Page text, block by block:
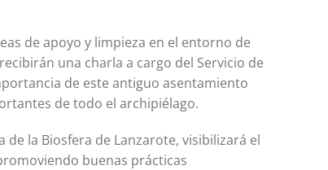
de apoyo y limpieza en el entorno de
una charla a cargo del Servicio de
de este antiguo asentamiento
de todo el archipiélago.
la Biosfera de Lanzarote, visibilizará el
buenas prácticas